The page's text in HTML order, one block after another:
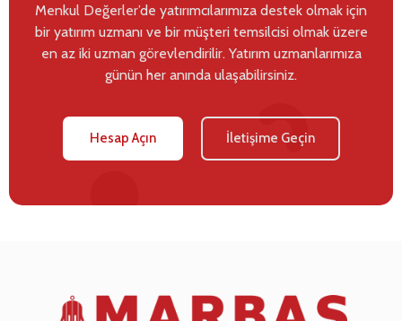
Menkul Değerler’de yatırımcılarımıza destek olmak için
bir yatırım uzmanı ve bir müşteri temsilcisi olmak üzere
en az iki uzman görevlendirilir. Yatırım uzmanlarımıza
günün her anında ulaşabilirsiniz.
Hesap Açın İletişime Geçin